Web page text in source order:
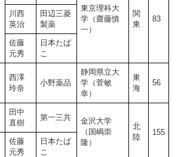
東京理科大
学（齋藤慎
一）
関
東
83
川西
英治
田辺三菱
製薬
佐藤
元秀
日本たば
こ
西澤
玲奈
小野薬品
静岡県立大
学（菅敏
幸）
東
海
56
田中
直樹
第一三共
金沢大学
（国嶋崇
隆）
北
陸
155
佐藤
元秀
日本たば
こ